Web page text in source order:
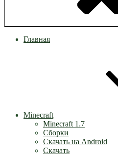
Главная
Minecraft
Minecraft 1.7
Сборки
Скачать на Android
Скачать